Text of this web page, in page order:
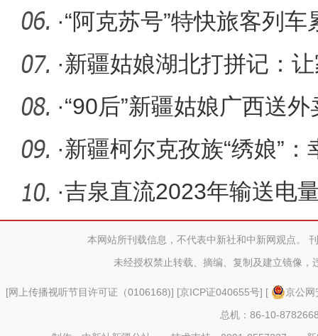
·“阿克苏号”特快旅客列
人
·新疆姑娘湖北打拼记：
·“90后”新疆姑娘广西送
孩子游
·新疆柯尔克孜族“绣娘”
·吉泉直流2023年输送电
本网站所刊载信息，不代表中新社和中新网观点。
未经授权禁止转载、摘编、复制及建立镜像，
[网上传播视听节目许可证（0106168)] [京ICP证040655号] [
京公
总机：86-10-